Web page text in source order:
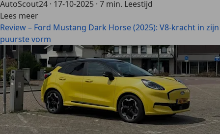
AutoScout24 · 17-10-2025 · 7 min. Leestijd
Lees meer
Review – Ford Mustang Dark Horse (2025): V8-kracht in zijn
puurste vorm